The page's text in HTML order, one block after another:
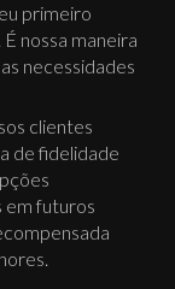
primeiro
nossa maneira
necessidades
clientes
de fidelidade
em futuros